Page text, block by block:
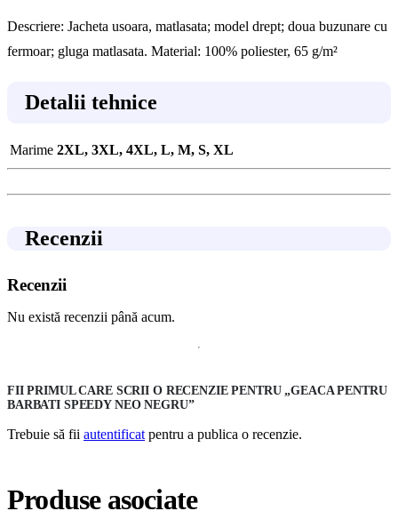
Descriere: Jacheta usoara, matlasata; model drept; doua buzunare cu
fermoar; gluga matlasata. Material: 100% poliester, 65 g/m²
Detalii tehnice
Marime 2XL, 3XL, 4XL, L, M, S, XL
Recenzii
Recenzii
Nu există recenzii până acum.
FII PRIMUL CARE SCRII O RECENZIE PENTRU „GEACA PENTRU
BARBATI SPEEDY NEO NEGRU”
Trebuie să fii autentificat pentru a publica o recenzie.
Produse asociate